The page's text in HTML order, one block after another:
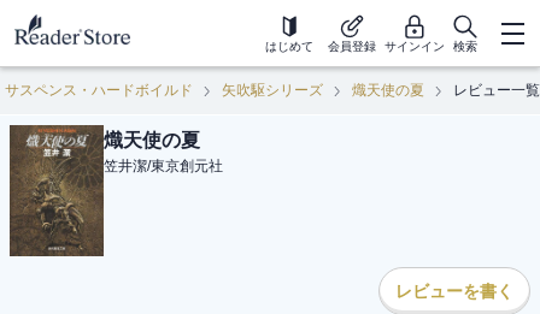
はじめて 会員登録 サインイン 検索
サスペンス・ハードボイルド 矢吹駆シリーズ 熾天使の夏 レビュー一覧
熾天使の夏
笠井潔/東京創元社
レビューを書く